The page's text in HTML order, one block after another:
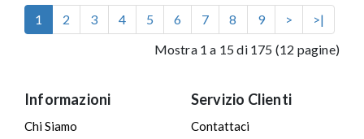
35.90€
1 2 3 4 5 6 7 8 9 >
>|
Mostra 1 a 15 di 175 (12 pagine)
Informazioni
Chi Siamo
Servizio Clienti
Contattaci